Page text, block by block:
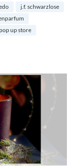
j.f. schwarzlose
up store